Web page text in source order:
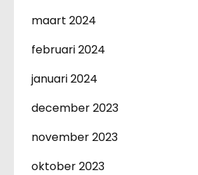
maart 2024
februari 2024
januari 2024
december 2023
november 2023
oktober 2023